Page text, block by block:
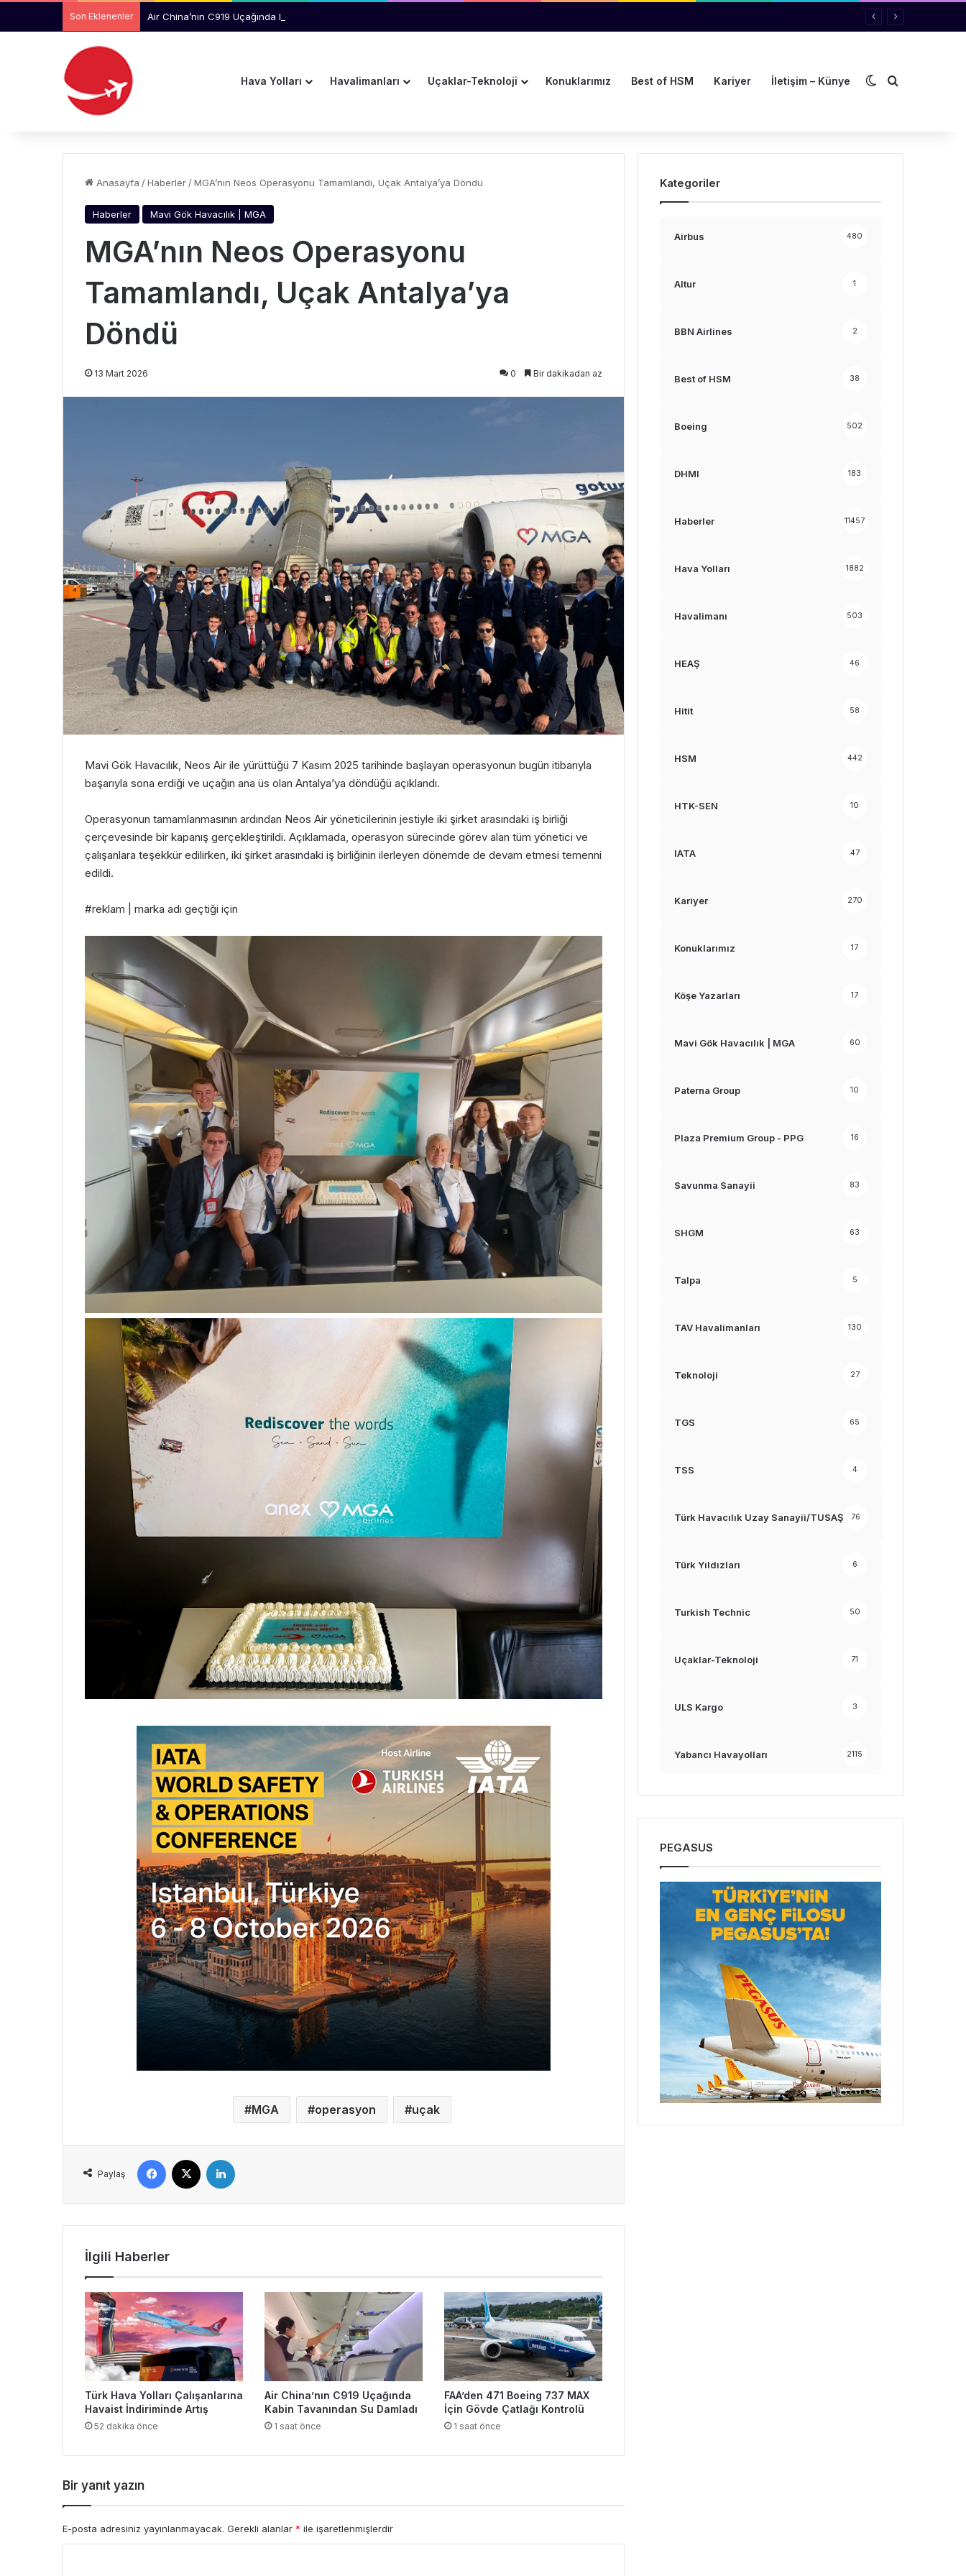
Son Eklenenler Air China’nın C919 Uçağında Kabin Tavanından Su Damladı
Hava Yolları Havalimanları Uçaklar-Teknoloji Konuklarımız Best of HSM Kariyer İletişim – Künye Dış görünümü
Arama yap
Anasayfa /Haberler /MGA’nın Neos Operasyonu Tamamlandı, Uçak Antalya’ya Döndü
Haberler Mavi Gök Havacılık | MGA
MGA’nın Neos Operasyonu
Tamamlandı, Uçak Antalya’ya
Döndü
13 Mart 2026 0 Bir dakikadan az
Mavi Gök Havacılık, Neos Air ile yürüttüğü 7 Kasım 2025 tarihinde başlayan operasyonun bugün itibarıyla
başarıyla sona erdiği ve uçağın ana üs olan Antalya’ya döndüğü açıklandı.
Operasyonun tamamlanmasının ardından Neos Air yöneticilerinin jestiyle iki şirket arasındaki iş birliği
çerçevesinde bir kapanış gerçekleştirildi. Açıklamada, operasyon sürecinde görev alan tüm yönetici ve
çalışanlara teşekkür edilirken, iki şirket arasındaki iş birliğinin ilerleyen dönemde de devam etmesi temenni
edildi.
#reklam | marka adı geçtiği için
MGA operasyon uçak
Paylaş
Facebook
İlgili Haberler
Türk Hava Yolları Çalışanlarına
Havaist İndiriminde Artış
52 dakika önce
Air China’nın C919 Uçağında
Kabin Tavanından Su Damladı
1 saat önce
FAA’den 471 Boeing 737 MAX
İçin Gövde Çatlağı Kontrolü
1 saat önce
Bir yanıt yazın
E-posta adresiniz yayınlanmayacak. Gerekli alanlar * ile işaretlenmişlerdir
Kategoriler
Airbus 480
Altur 1
BBN Airlines 2
Best of HSM 38
Boeing 502
DHMI 183
Haberler 11457
Hava Yolları 1882
Havalimanı 503
HEAŞ 46
Hitit 58
HSM 442
HTK-SEN 10
IATA 47
Kariyer 270
Konuklarımız 17
Köşe Yazarları 17
Mavi Gök Havacılık | MGA 60
Paterna Group 10
Plaza Premium Group - PPG 16
Savunma Sanayii 83
SHGM 63
Talpa 5
TAV Havalimanları 130
Teknoloji 27
TGS 65
TSS 4
Türk Havacılık Uzay Sanayii/TUSAŞ 76
Türk Yıldızları 6
Turkish Technic 50
Uçaklar-Teknoloji 71
ULS Kargo 3
Yabancı Havayolları 2115
PEGASUS